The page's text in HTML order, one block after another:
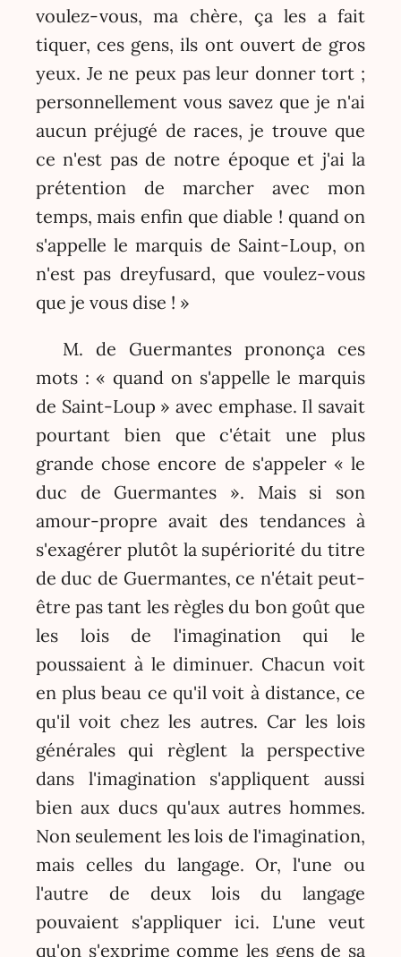
voulez-vous, ma chère, ça les a fait
tiquer, ces gens, ils ont ouvert de gros
yeux. Je ne peux pas leur donner tort ;
personnellement vous savez que je n'ai
aucun préjugé de races, je trouve que
ce n'est pas de notre époque et j'ai la
prétention de marcher avec mon
temps, mais enfin que diable ! quand on
s'appelle le marquis de Saint-Loup, on
n'est pas dreyfusard, que voulez-vous
que je vous dise ! »
M. de Guermantes prononça ces
mots : « quand on s'appelle le marquis
de Saint-Loup » avec emphase. Il savait
pourtant bien que c'était une plus
grande chose encore de s'appeler « le
duc de Guermantes ». Mais si son
amour-propre avait des tendances à
s'exagérer plutôt la supériorité du titre
de duc de Guermantes, ce n'était peut-
être pas tant les règles du bon goût que
les lois de l'imagination qui le
poussaient à le diminuer. Chacun voit
en plus beau ce qu'il voit à distance, ce
qu'il voit chez les autres. Car les lois
générales qui règlent la perspective
dans l'imagination s'appliquent aussi
bien aux ducs qu'aux autres hommes.
Non seulement les lois de l'imagination,
mais celles du langage. Or, l'une ou
l'autre de deux lois du langage
pouvaient s'appliquer ici. L'une veut
qu'on s'exprime comme les gens de sa